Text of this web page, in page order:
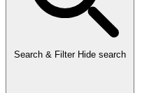
Search & Filter Hide search